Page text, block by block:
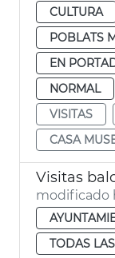
CULTURA
POBLATS
EN
NORMAL
VISITAS
CASA
Visitas
modificado
TODAS